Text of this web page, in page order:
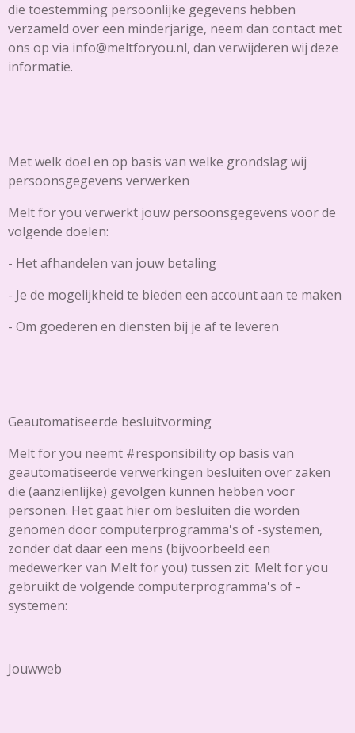
die toestemming persoonlijke gegevens hebben
verzameld over een minderjarige, neem dan contact met
ons op via info@meltforyou.nl, dan verwijderen wij deze
informatie.
Met welk doel en op basis van welke grondslag wij
persoonsgegevens verwerken
Melt for you verwerkt jouw persoonsgegevens voor de
volgende doelen:
- Het afhandelen van jouw betaling
- Je de mogelijkheid te bieden een account aan te maken
- Om goederen en diensten bij je af te leveren
Geautomatiseerde besluitvorming
Melt for you neemt #responsibility op basis van
geautomatiseerde verwerkingen besluiten over zaken
die (aanzienlijke) gevolgen kunnen hebben voor
personen. Het gaat hier om besluiten die worden
genomen door computerprogramma's of -systemen,
zonder dat daar een mens (bijvoorbeeld een
medewerker van Melt for you) tussen zit. Melt for you
gebruikt de volgende computerprogramma's of -
systemen:
Jouwweb